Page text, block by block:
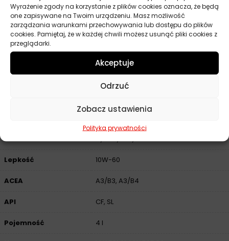
Wyrażenie zgody na korzystanie z plików cookies oznacza, że będą
one zapisywane na Twoim urządzeniu. Masz możliwość
zarządzania warunkami przechowywania lub dostępu do plików
cookies. Pamiętaj, że w każdej chwili możesz usunąć pliki cookies z
przeglądarki.
Akceptuje
Odrzuć
Zobacz ustawienia
Polityka prywatności
drogowego.
Spełnia wymagania:
VW 501 01/ 505 00
Parametry techniczne
Baza Syntetyczny
Lepkość 10W-60
ACEA A3/B3, A3/B4
API CF, SL
Pojemność 4 l